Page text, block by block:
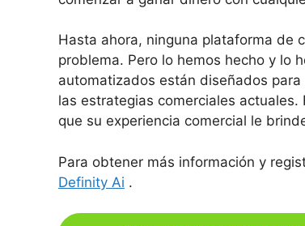
Hasta ahora, ninguna plataforma de
problema. Pero lo hemos hecho y lo
automatizados están diseñados
las estrategias comerciales
que su experiencia comercial le
Para obtener más información y
Definity Ai .